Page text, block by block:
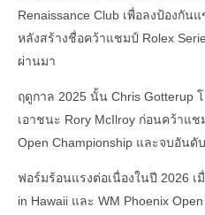
Renaissance Club เพื่อลงป้องกัน
หลังสร้างชื่อคว้าแชมป์ Rolex
ผ่านมา
ฤดูกาล 2025 นั้น Chris Gotterup
เอาชนะ Rory McIlroy ก่อนคว้าแช
Open Championship และจบอันดั
ฟอร์มร้อนแรงต่อเนื่องในปี 2026 เ
in Hawaii และ WM Phoenix